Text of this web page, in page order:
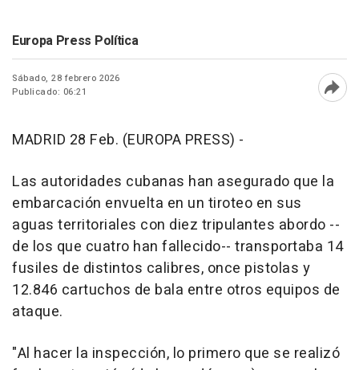
Europa Press Política
Sábado, 28 febrero 2026
Publicado: 06:21
MADRID 28 Feb. (EUROPA PRESS) -
Las autoridades cubanas han asegurado que la
embarcación envuelta en un tiroteo en sus
aguas territoriales con diez tripulantes abordo --
de los que cuatro han fallecido-- transportaba 14
fusiles de distintos calibres, once pistolas y
12.846 cartuchos de bala entre otros equipos de
ataque.
"Al hacer la inspección, lo primero que se realizó